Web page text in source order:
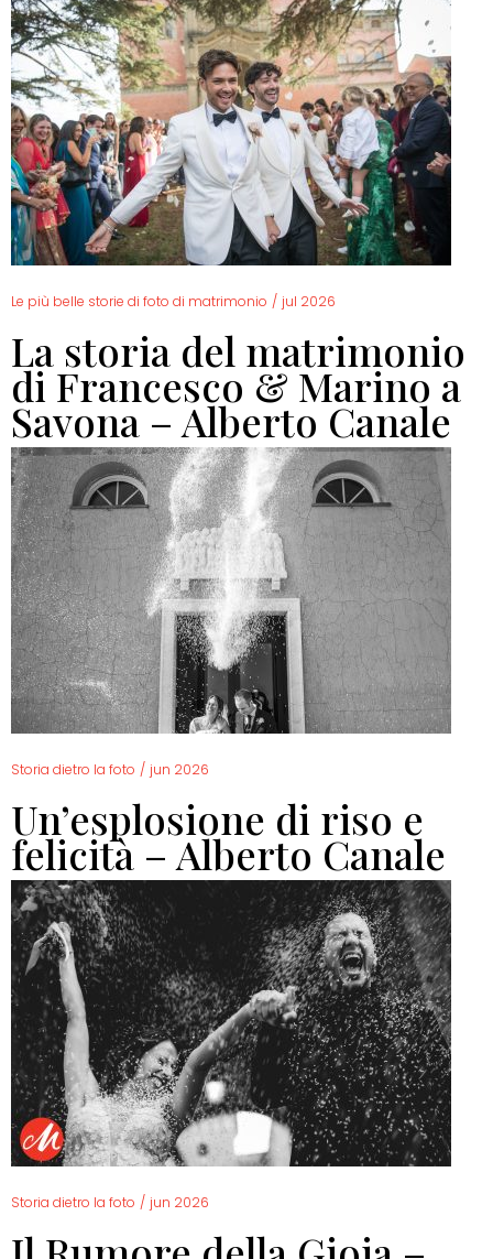
Le più belle storie di foto di matrimonio / jul 2026
La storia del matrimonio
di Francesco & Marino a
Savona – Alberto Canale
Storia dietro la foto / jun 2026
Un’esplosione di riso e
felicità – Alberto Canale
Storia dietro la foto / jun 2026